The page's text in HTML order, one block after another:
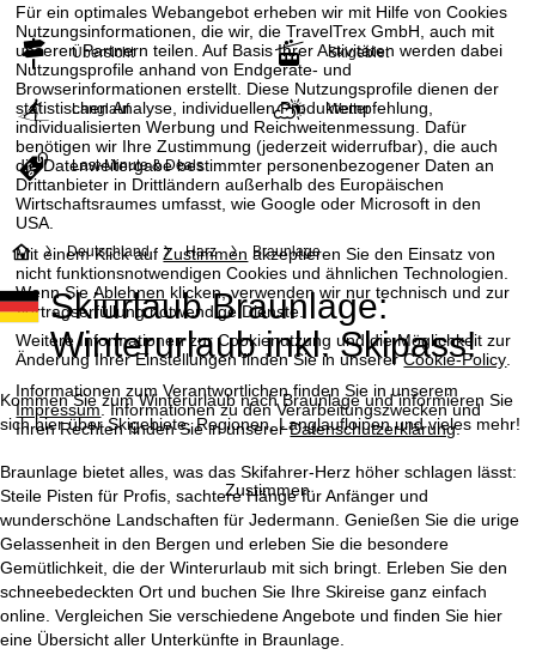
Für ein optimales Webangebot erheben wir mit Hilfe von Cookies
Nutzungsinformationen, die wir, die TravelTrex GmbH, auch mit
unseren Partnern teilen. Auf Basis Ihrer Aktivitäten werden dabei
Nutzungsprofile anhand von Endgeräte- und
Browserinformationen erstellt. Diese Nutzungsprofile dienen der
statistischen Analyse, individuellen Produktempfehlung,
individualisierten Werbung und Reichweitenmessung. Dafür
benötigen wir Ihre Zustimmung (jederzeit widerrufbar), die auch
die Datenweitergabe bestimmter personenbezogener Daten an
Drittanbieter in Drittländern außerhalb des Europäischen
Wirtschaftsraumes umfasst, wie Google oder Microsoft in den
USA.
Mit einem Klick aufZustimmen akzeptieren Sie den Einsatz von
nicht funktionsnotwendigen Cookies und ähnlichen Technologien.
Wenn SieAblehnen klicken, verwenden wir nur technisch und zur
Vertragserfüllung notwendige Dienste.
Weitere Informationen zur Cookienutzung und die Möglichkeit zur
Änderung Ihrer Einstellungen finden Sie in unsererCookie-Policy.
Informationen zum Verantwortlichen finden Sie in unserem
Impressum. Informationen zu den Verarbeitungszwecken und
Ihren Rechten finden Sie in unsererDatenschutzerklärung.
Zustimmen
Übersicht Skigebiet
Langlauf Wetter
Last-Minute & Deals
S
t
a
r
s
e
i
t
Deutschland Harz Braunlage
Skiurlaub Braunlage:
Winterurlaub inkl. Skipass!
Kommen Sie zum Winterurlaub nach Braunlage und informieren Sie
sich hier über Skigebiete, Regionen, Langlaufloipen und vieles mehr!
Braunlage bietet alles, was das Skifahrer-Herz höher schlagen lässt:
Steile Pisten für Profis, sachtere Hänge für Anfänger und
wunderschöne Landschaften für Jedermann. Genießen Sie die urige
Gelassenheit in den Bergen und erleben Sie die besondere
Gemütlichkeit, die der Winterurlaub mit sich bringt. Erleben Sie den
schneebedeckten Ort und buchen Sie Ihre Skireise ganz einfach
online. Vergleichen Sie verschiedene Angebote und finden Sie hier
eine Übersicht aller Unterkünfte in Braunlage.